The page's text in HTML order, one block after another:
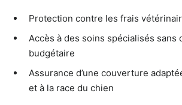
Protection contre les frais
Accès à des soins spécialisés sans
budgétaire
Assurance d’une couverture
et à la race du chien